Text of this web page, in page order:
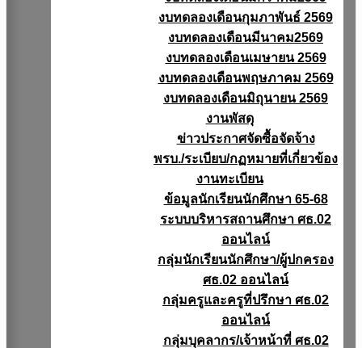
งบทดลองเดือนกุมภาพันธ์ 2569
งบทดลองเดือนมีนาคม2569
งบทดลองเดือนเมษายน 2569
งบทดลองเดือนพฤษภาคม 2569
งบทดลองเดือนมิถุนายน 2569
งานพัสดุ
ข่าวประกาศจัดซื้อจัดจ้าง
พรบ./ระเบียบ/กฏหมายที่เกี่ยวข้อง
งานทะเบียน
ข้อมูลนักเรียนนักศึกษา 65-68
ระบบบริหารสถานศึกษา ศธ.02
ออนไลน์
กลุ่มนักเรียนนักศึกษา/ผู้ปกครอง
ศธ.02 ออนไลน์
กลุ่มครูและครูที่ปรึกษา ศธ.02
ออนไลน์
กลุ่มบุคลากร/เจ้าหน้าที่ ศธ.02